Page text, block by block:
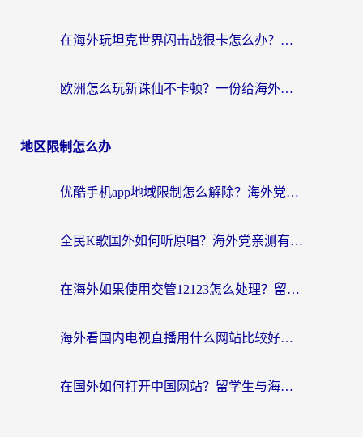
在海外玩坦克世界闪击战很卡怎么办？老玩家亲测有效的加速器选择指南
欧洲怎么玩新诛仙不卡顿？一份给海外游子的国服游戏畅玩指南
地区限制怎么办
优酷手机app地域限制怎么解除？海外党亲测有效的追剧方案
全民K歌国外如何听原唱？海外党亲测有效的回国加速器选择指南
在海外如果使用交管12123怎么处理？留学生亲测有效的回国加速方案
海外看国内电视直播用什么网站比较好？一篇解决你所有追剧难题的实用指南
在国外如何打开中国网站？留学生与海外华人的无缝访问指南